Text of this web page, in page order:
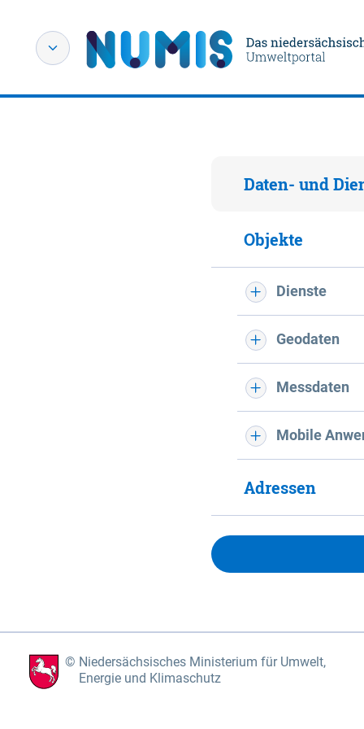
Daten- und
Objekte
Dienste
Geodaten
Messdaten
Mobile
Adressen
Niedersächsisches Ministerium für Umwelt,
Energie und Klimaschutz